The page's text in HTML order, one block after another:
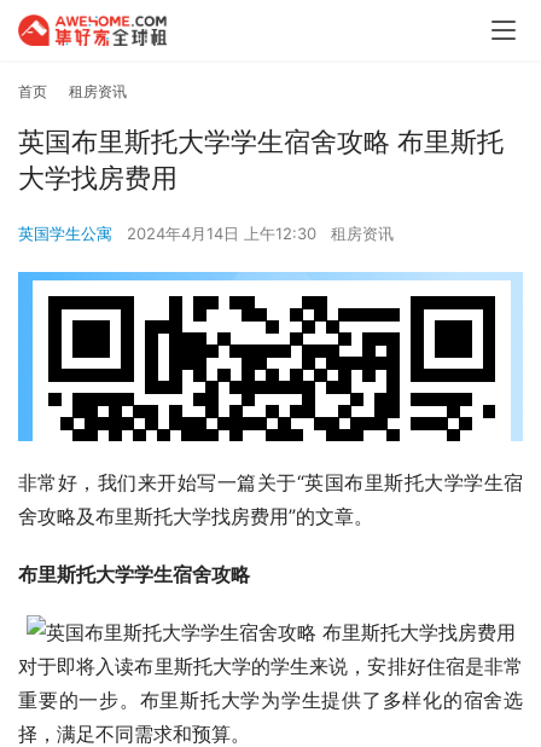
首页 租房资讯
英国布里斯托大学学生宿舍攻略 布里斯托
大学找房费用
英国学生公寓 2024年4月14日 上午12:30 租房资讯
非常好，我们来开始写一篇关于“英国布里斯托大学学生宿
舍攻略及布里斯托大学找房费用”的文章。
布里斯托大学学生宿舍攻略
对于即将入读布里斯托大学的学生来说，安排好住宿是非常
重要的一步。布里斯托大学为学生提供了多样化的宿舍选
择，满足不同需求和预算。